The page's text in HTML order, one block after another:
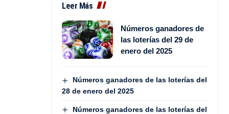
Leer Más
Números ganadores de
las loterías del 29 de
enero del 2025
Números ganadores de las loterías del
28 de enero del 2025
Números ganadores de las loterías del